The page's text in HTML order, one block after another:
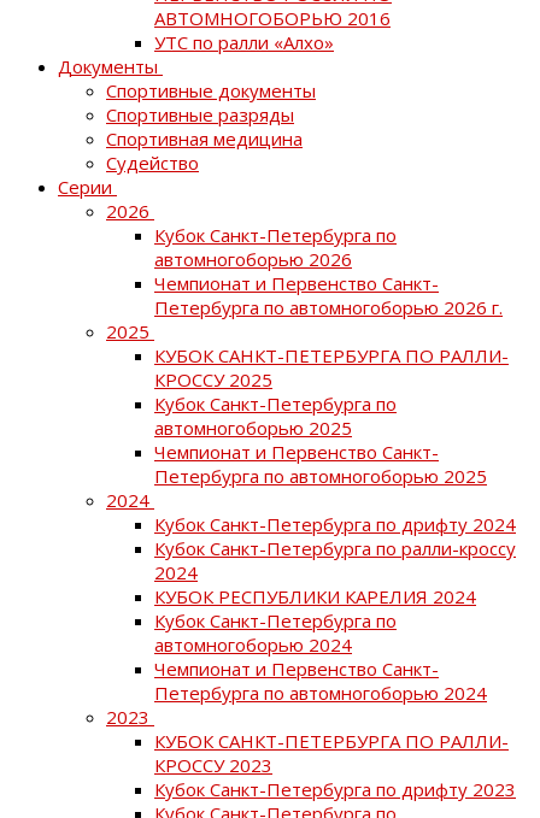
АВТОМНОГОБОРЬЮ 2016
УТС по ралли «Алхо»
Документы
Спортивные документы
Спортивные разряды
Спортивная медицина
Судейство
Серии
2026
Кубок Санкт-Петербурга по
автомногоборью 2026
Чемпионат и Первенство Санкт-
Петербурга по автомногоборью 2026 г.
2025
КУБОК САНКТ-ПЕТЕРБУРГА ПО РАЛЛИ-
КРОССУ 2025
Кубок Санкт-Петербурга по
автомногоборью 2025
Чемпионат и Первенство Санкт-
Петербурга по автомногоборью 2025
2024
Кубок Санкт-Петербурга по дрифту 2024
Кубок Санкт-Петербурга по ралли-кроссу
2024
КУБОК РЕСПУБЛИКИ КАРЕЛИЯ 2024
Кубок Санкт-Петербурга по
автомногоборью 2024
Чемпионат и Первенство Санкт-
Петербурга по автомногоборью 2024
2023
КУБОК САНКТ-ПЕТЕРБУРГА ПО РАЛЛИ-
КРОССУ 2023
Кубок Санкт-Петербурга по дрифту 2023
Кубок Санкт-Петербурга по